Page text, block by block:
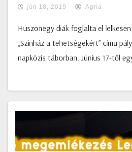
jún 18, 2019 Agria
Huszonegy diák foglalta el
„Színház a tehetségekért” című
napközis táborban. Június 17-től